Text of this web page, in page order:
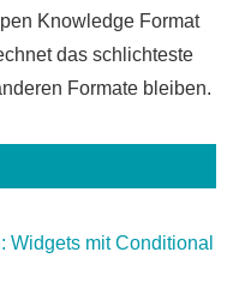
Knowledge Format
das schlichteste
Formate bleiben.
Widgets mit Conditional